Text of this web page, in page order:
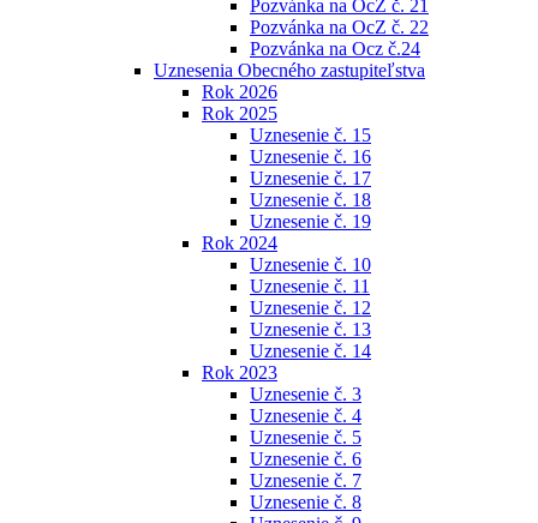
Pozvánka na OcZ č. 21
Pozvánka na OcZ č. 22
Pozvánka na Ocz č.24
Uznesenia Obecného zastupiteľstva
Rok 2026
Rok 2025
Uznesenie č. 15
Uznesenie č. 16
Uznesenie č. 17
Uznesenie č. 18
Uznesenie č. 19
Rok 2024
Uznesenie č. 10
Uznesenie č. 11
Uznesenie č. 12
Uznesenie č. 13
Uznesenie č. 14
Rok 2023
Uznesenie č. 3
Uznesenie č. 4
Uznesenie č. 5
Uznesenie č. 6
Uznesenie č. 7
Uznesenie č. 8